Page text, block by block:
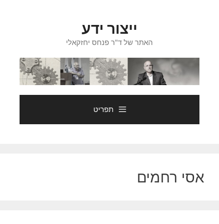
ייצור ידע
האתר של ד"ר פנחס יחזקאלי
תפריט
אסי רחמים